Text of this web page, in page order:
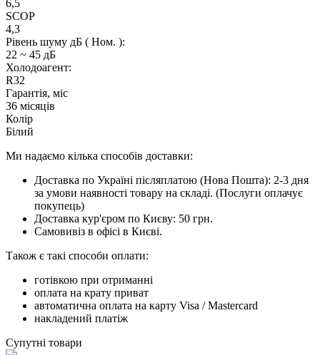
6,5
SCOP
4,3
Рівень шуму дБ ( Ном. ):
22 ~ 45 дБ
Холодоагент:
R32
Гарантія, міс
36 місяців
Колір
Білий
Ми надаємо кілька способів доставки:
Доставка по Україні післяплатою (Нова Пошта): 2-3 дня
за умови наявності товару на складі. (Послуги оплачує
покупець)
Доставка кур'єром по Києву: 50 грн.
Самовивіз в офісі в Києві.
Також є такі способи оплати:
готівкою при отриманні
оплата на крату приват
автоматична оплата на карту Visa / Mastercard
накладений платіж
Супутні товари